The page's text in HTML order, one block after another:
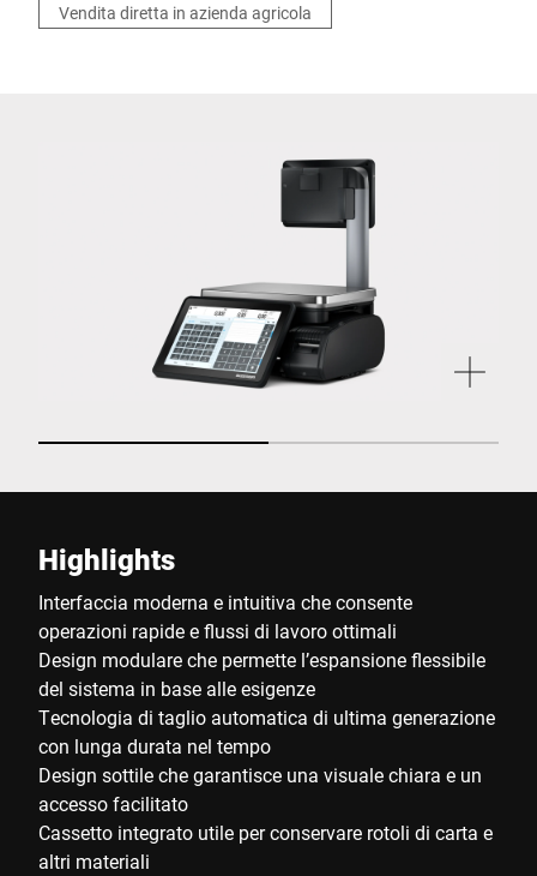
Vendita diretta in azienda agricola
Highlights
Interfaccia moderna e intuitiva che consente
operazioni rapide e flussi di lavoro ottimali
Design modulare che permette l’espansione flessibile
del sistema in base alle esigenze
Tecnologia di taglio automatica di ultima generazione
con lunga durata nel tempo
Design sottile che garantisce una visuale chiara e un
accesso facilitato
Cassetto integrato utile per conservare rotoli di carta e
altri materiali